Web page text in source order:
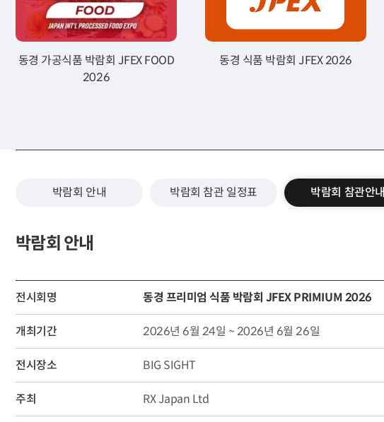
동경 가공식품 박람회 JFEX FOOD
2026
동경 식품 박람회 JFEX 2026
박람회 안내 박람회 참관 일정표 박람회 참관안내
박람회 안내
전시회명 동경 프리미엄 식품 박람회 JFEX PRIMIUM 2026
개최기간 2026년 6월 24일 ~ 2026년 6월 26일
전시장소 BIG SIGHT
주최 RX Japan Ltd